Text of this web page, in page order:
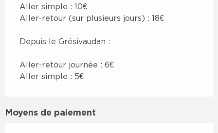
Aller simple : 10€
Aller-retour (sur plusieurs jours) : 18€
Depuis le Grésivaudan :
Aller-retour journée : 6€
Aller simple : 5€
Moyens de paiement